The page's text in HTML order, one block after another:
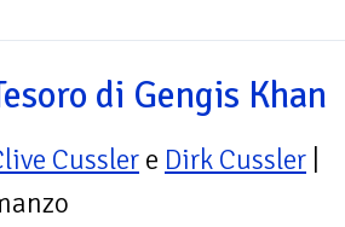
di Gengis Khan
Cussler e Dirk Cussler